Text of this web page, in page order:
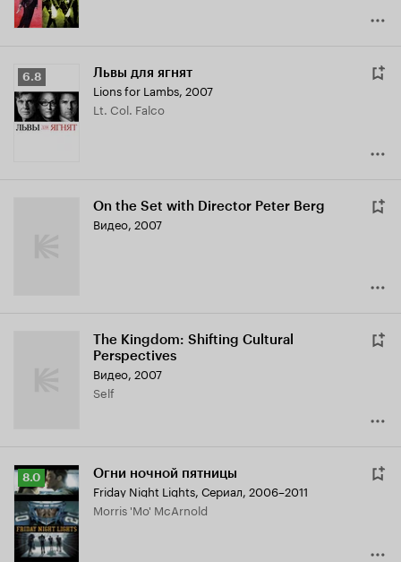
Рейтинг
Кинопоиска
6.8
6.8 Львы для ягнят
Lions for Lambs, 2007
Lt. Col. Falco
On the Set with Director Peter Berg
Видео, 2007
The Kingdom: Shifting Cultural
Perspectives
Видео, 2007
Self
Рейтинг
Кинопоиска
8.0
8.0 Огни ночной пятницы
Friday Night Lights, Сериал, 2006–2011
Morris 'Mo' McArnold